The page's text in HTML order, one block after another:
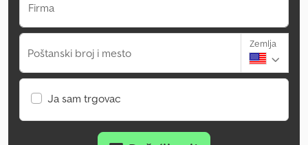
Firma
Poštanski broj i mesto
Zemlja
Ja sam trgovac